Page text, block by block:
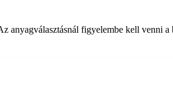
anyagválasztásnál figyelembe kell venni